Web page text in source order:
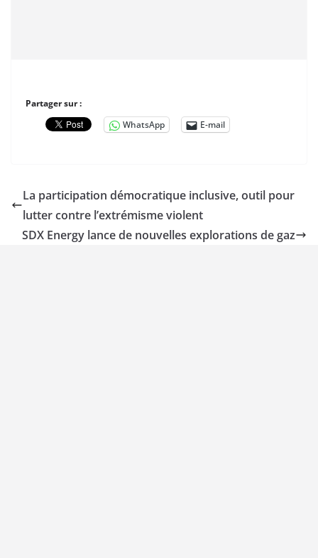
Partager sur :
WhatsApp
E-mail
La participation démocratique inclusive, outil pour
lutter contre l’extrémisme violent
SDX Energy lance de nouvelles explorations de gaz